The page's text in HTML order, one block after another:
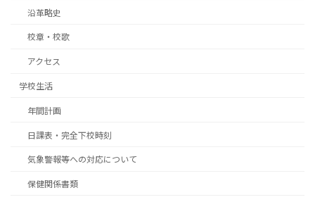
沿革略史
校章・校歌
アクセス
学校生活
年間計画
日課表・完全下校時刻
気象警報等への対応について
保健関係書類